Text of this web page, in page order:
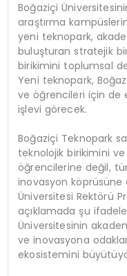
Boğaziçi
araştırma
yeni teknopark,
buluşturan stratejik
birikimini toplumsal
Yeni teknopark,
ve öğrencileri için de
işlevi görecek.
Boğaziçi Teknopark
teknolojik birikimini
öğrencilerine değil,
inovasyon
Üniversitesi Rektörü
açıklamada şu
Üniversitesinin
ve inovasyona
ekosistemini